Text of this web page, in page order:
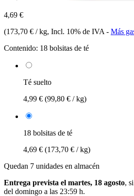
4,69 €
(173,70 € / kg, Incl. 10% de IVA - Más
Contenido: 18 bolsitas de té
Té suelto
4,99 € (99,80 € / kg)
18 bolsitas de té
4,69 € (173,70 € / kg)
Quedan 7 unidades en almacén
Entrega prevista el martes, 18 agosto,
del domingo a las 23:59 h.